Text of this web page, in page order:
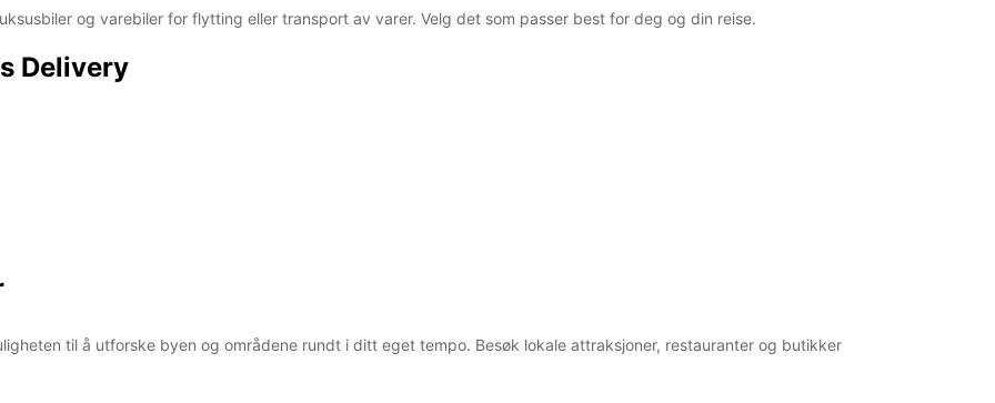
og varebiler for flytting eller transport av varer. Velg det som passer best for deg og din reise.
Delivery
til å utforske byen og områdene rundt i ditt eget tempo. Besøk lokale attraksjoner, restauranter og butikker